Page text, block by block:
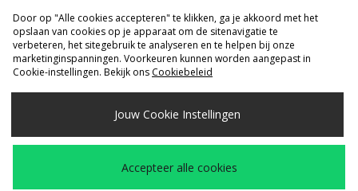
Verzenden Naar
Nederland
Wij accepteren de volgende betaalmethoden
Door op "Alle cookies accepteren" te klikken, ga je akkoord met het
opslaan van cookies op je apparaat om de sitenavigatie te
verbeteren, het sitegebruik te analyseren en te helpen bij onze
marketinginspanningen. Voorkeuren kunnen worden aangepast in
Cookie-instellingen. Bekijk ons Cookiebeleid
Jouw Cookie Instellingen
Accepteer alle cookies